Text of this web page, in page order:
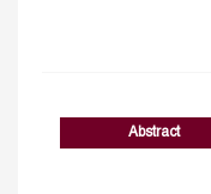
Abstract